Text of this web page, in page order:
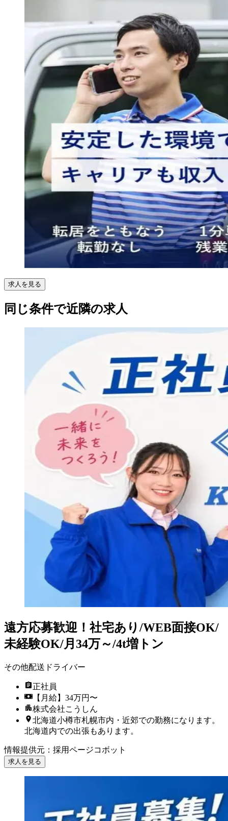
求人を見る
同じ条件で近隣の求人
遠方応募歓迎！社宅あり/WEB面接OK/
未経験OK/月34万～/4t増トン
その他配送ドライバー
正社員
【月給】34万円〜
株式会社こうしん
北海道小樽市札幌市内・近郊での勤務になります。
北海道内での出張もあります。
情報提供元 ： 採用ページコボット
求人を見る